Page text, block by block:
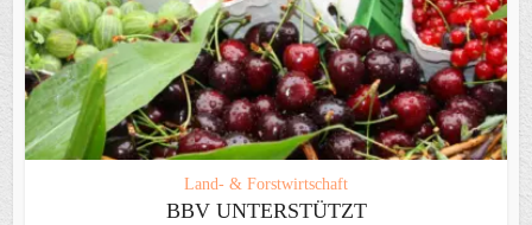
Land- & Forstwirtschaft
BBV UNTERSTÜTZT